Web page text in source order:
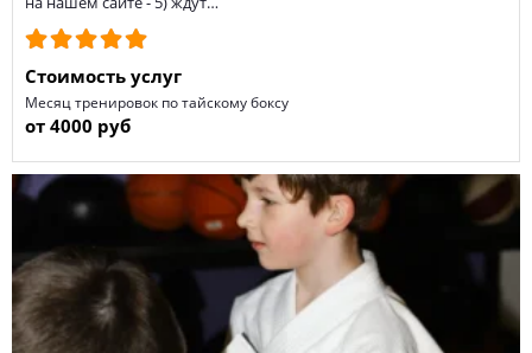
Стоимость услуг
Месяц тренировок по тайскому боксу
от 4000 руб